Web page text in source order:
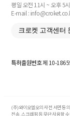
평일 오전 11시 ~ 오후 5
E-mail :
크로켓 고객센터
특허출원번호제 10-
(주)와이오엘오의 사전 서면 동
전송, 스크래핑 등 무단 사용할